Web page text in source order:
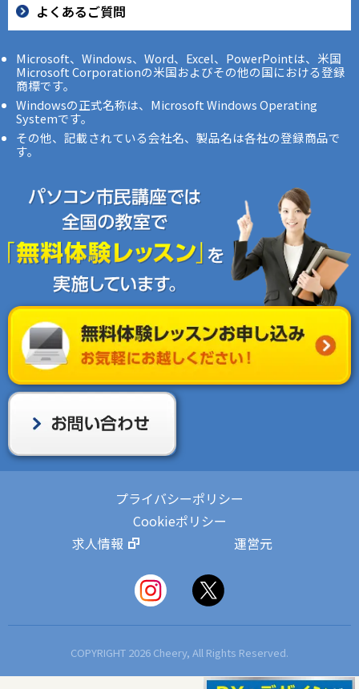
よくあるご質問
Microsoft、Windows、Word、Excel、PowerPointは、米国
Microsoft Corporationの米国およびその他の国における登録
商標です。
Windowsの正式名称は、Microsoft Windows Operating
Systemです。
その他、記載されている会社名、製品名は各社の登録商品で
す。
プライバシーポリシー
Cookieポリシー
求人情報
運営元
COPYRIGHT 2026 Cheery, All Rights Reserved.